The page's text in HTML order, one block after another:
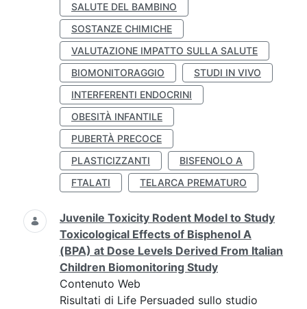
SALUTE DEL BAMBINO
SOSTANZE CHIMICHE
VALUTAZIONE IMPATTO SULLA SALUTE
BIOMONITORAGGIO
STUDI IN VIVO
INTERFERENTI ENDOCRINI
OBESITÀ INFANTILE
PUBERTÀ PRECOCE
PLASTICIZZANTI
BISFENOLO A
FTALATI
TELARCA PREMATURO
Juvenile Toxicity Rodent Model to Study
Toxicological Effects of Bisphenol A
(BPA) at Dose Levels Derived From Italian
Children Biomonitoring Study
Contenuto Web
Risultati di Life Persuaded sullo studio